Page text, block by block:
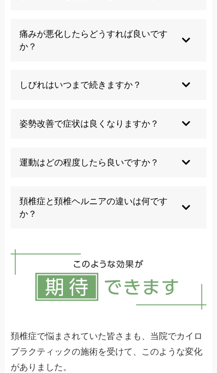
は整体やカイロプラクティックが選択肢になりま
す。
痛みが悪化したらどうすれば良いです
か？
う。しびれはいつまで続きますか？
引くこともあります。
姿勢改善で症状は良くなりますか？
待できます。
運動はどの程度したら良いですか？
ことが重要です。
頚椎症と頚椎ヘルニアの違いは何です
か？
椎間板の突出による神経圧迫が主な違いです。
頚椎症で悩まされていた皆さまも、当院でカイロ
プラクティックの施術を受けて、このような変化
がありました。